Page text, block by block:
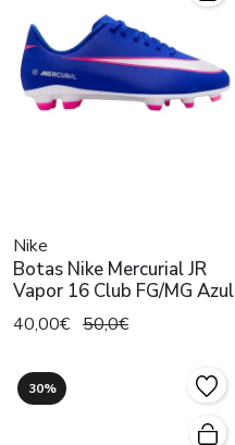
Nike
Botas Nike Mercurial JR
Vapor 16 Club FG/MG Azul
40,00€ 50,0€
30%